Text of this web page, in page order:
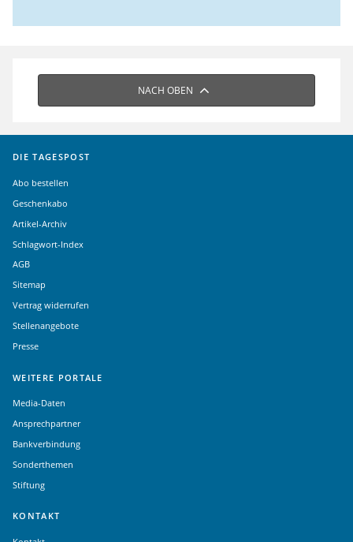
NACH OBEN
DIE TAGESPOST
Abo bestellen
Geschenkabo
Artikel-Archiv
Schlagwort-Index
AGB
Sitemap
Vertrag widerrufen
Stellenangebote
Presse
WEITERE PORTALE
Media-Daten
Ansprechpartner
Bankverbindung
Sonderthemen
Stiftung
KONTAKT